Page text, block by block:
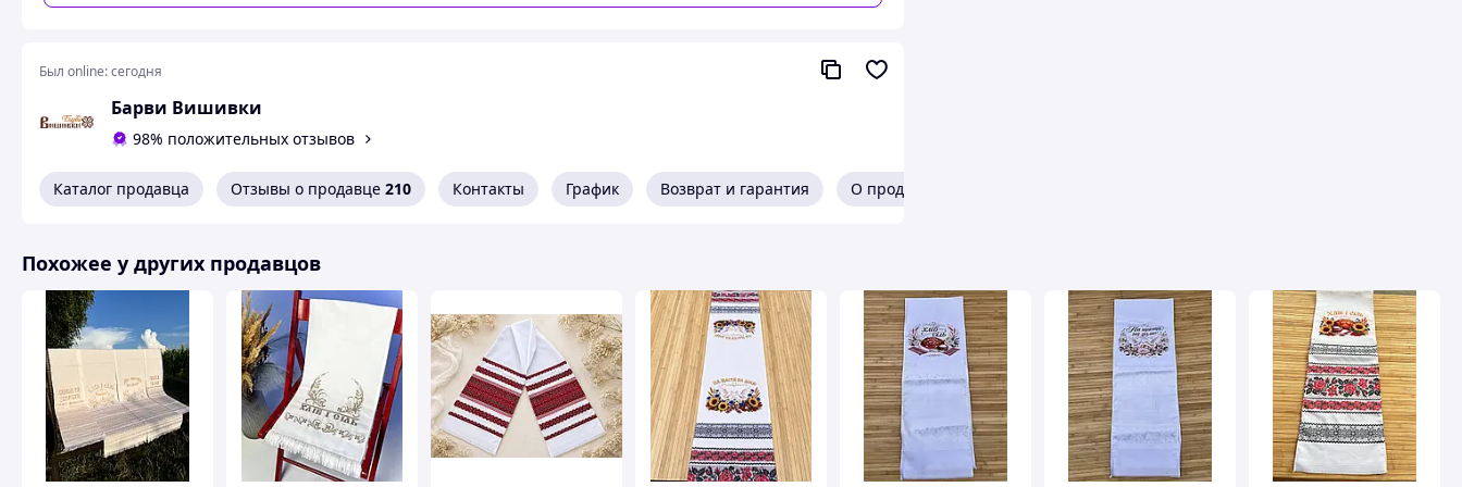
Был online:сегодня
Барви Вишивки
98% положительных отзывов
Каталог продавца Отзывы о продавце 210 Контакты График Возврат и гарантия О продавце
Похожее у других продавцов